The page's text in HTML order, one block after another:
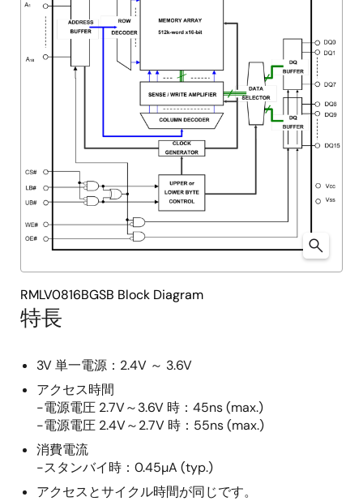
特長
3V 単一電源：2.4V ～ 3.6V
アクセス時間
-電源電圧 2.7V～3.6V 時：45ns (max.)
-電源電圧 2.4V～2.7V 時：55ns (max.)
消費電流
-スタンバイ時：0.45µA (typ.)
アクセスとサイクル時間が同じです。
RMLV0816BGSB Block Diagram